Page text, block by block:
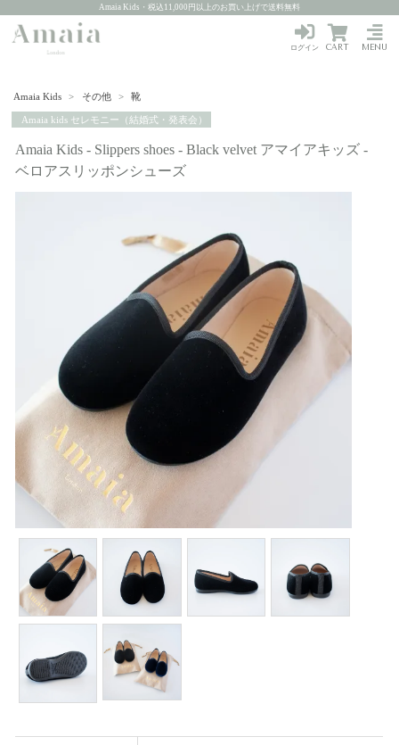
Amaia Kids・税込11,000円以上のお買い上げで送料無料
MENU
ログイン CART
Amaia Kids > その他 > 靴
Amaia kids セレモニー（結婚式・発表会）
Amaia Kids - Slippers shoes - Black velvet アマイアキッズ -
ベロアスリッポンシューズ